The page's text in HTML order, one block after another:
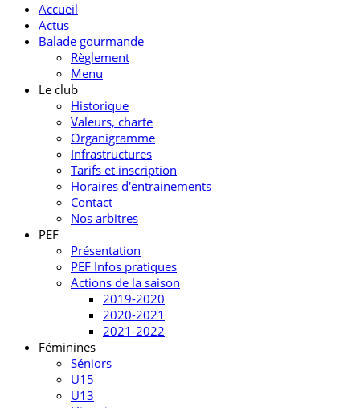
Accueil
Actus
Balade gourmande
Règlement
Menu
Le club
Historique
Valeurs, charte
Organigramme
Infrastructures
Tarifs et inscription
Horaires d'entrainements
Contact
Nos arbitres
PEF
Présentation
PEF Infos pratiques
Actions de la saison
2019-2020
2020-2021
2021-2022
Féminines
Séniors
U15
U13